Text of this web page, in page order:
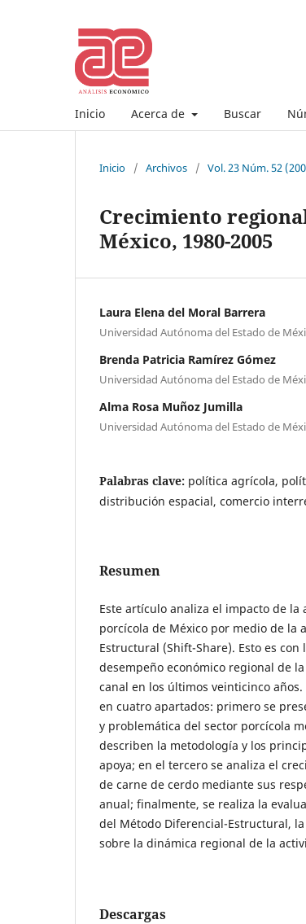
Inicio Acerca de Buscar
Inicio / Archivos / Vol. 23 Núm. 52
Crecimiento
México, 1980-2005
Laura Elena del Moral Barrera
Universidad Autónoma del Estado de
Brenda Patricia Ramírez Gómez
Universidad Autónoma del Estado de
Alma Rosa Muñoz Jumilla
Universidad Autónoma del Estado de
Palabras clave: política agrícola,
distribución espacial, comercio
Resumen
Este artículo analiza el impacto de
porcícola de México por medio de la
Estructural (Shift-Share). Esto es
desempeño económico regional de
canal en los últimos veinticinco
en cuatro apartados: primero se
y problemática del sector porcícola
describen la metodología y los
apoya; en el tercero se analiza el
de carne de cerdo mediante sus
anual; finalmente, se realiza la
del Método Diferencial-Estructural,
sobre la dinámica regional de la
Descargas